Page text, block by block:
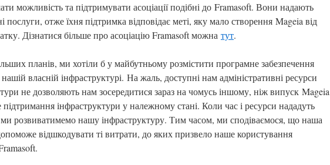
можливість та підтримувати асоціації подібні до Framasoft. Вони надають
послуги, отже їхня підтримка відповідає меті, яку мало створення Mageia від
. Дізнатися більше про асоціацію Framasoft можна тут.
планів, ми хотіли б у майбутньому розмістити програмне забезпечення
власній інфраструктурі. На жаль, доступні нам адміністративні ресурси
не дозволяють нам зосередитися зараз на чомусь іншому, ніж випуск Mageia
підтримання інфраструктури у належному стані. Коли час і ресурси нададуть
розвиватимемо нашу інфраструктуру. Тим часом, ми сподіваємося, що наша
відшкодувати ті витрати, до яких призвело наше користування
.